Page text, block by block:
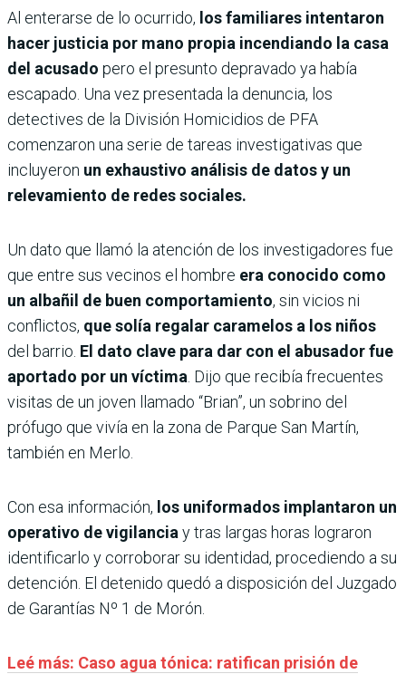
Al enterarse de lo ocurrido, los familiares intentaron
hacer justicia por mano propia incendiando la casa
del acusado pero el presunto depravado ya había
escapado. Una vez presentada la denuncia, los
detectives de la División Homicidios de PFA
comenzaron una serie de tareas investigativas que
incluyeron un exhaustivo análisis de datos y un
relevamiento de redes sociales.
Un dato que llamó la atención de los investigadores fue
que entre sus vecinos el hombre era conocido como
un albañil de buen comportamiento, sin vicios ni
conflictos, que solía regalar caramelos a los niños
del barrio. El dato clave para dar con el abusador fue
aportado por un víctima . Dijo que recibía frecuentes
visitas de un joven llamado “Brian”, un sobrino del
prófugo que vivía en la zona de Parque San Martín,
también en Merlo.
Con esa información, los uniformados implantaron un
operativo de vigilancia y tras largas horas lograron
identificarlo y corroborar su identidad, procediendo a su
detención. El detenido quedó a disposición del Juzgado
de Garantías Nº 1 de Morón.
Leé más: Caso agua tónica: ratifican prisión de